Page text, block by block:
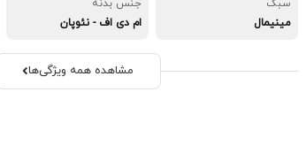
سبک
مینیمال
جنس بدنه
ام دی اف - نئوپان
مشاهده همه ویژگی‌ها